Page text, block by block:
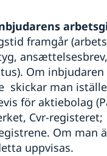
framgår
Om inbjudaren
skickar man
för aktiebolag
Cvr-registeret;
Om man
uppvisas.